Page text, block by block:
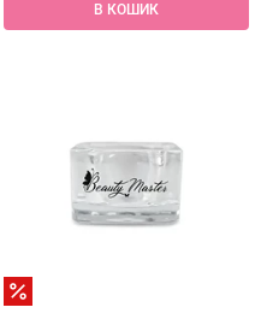
В КОШИК